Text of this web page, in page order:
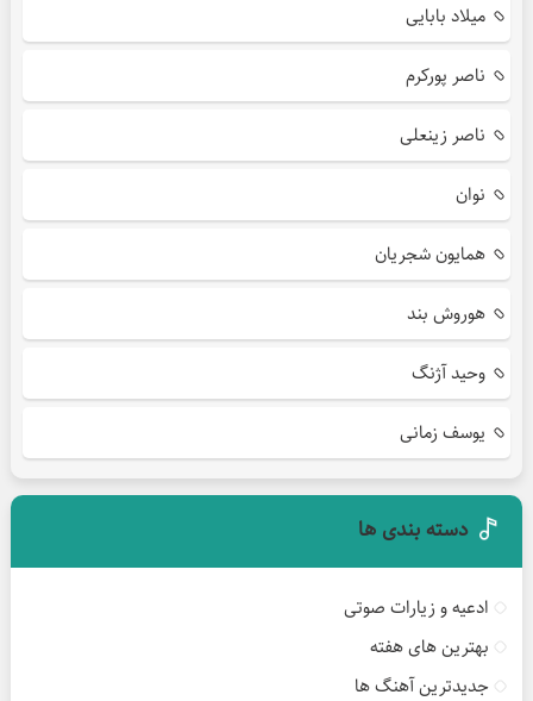
میلاد بابایی
ناصر پورکرم
ناصر زینعلی
نوان
همایون شجریان
هوروش بند
وحید آژنگ
یوسف زمانی
دسته بندی ها
ادعیه و زیارات صوتی
بهترین های هفته
جدیدترین آهنگ ها